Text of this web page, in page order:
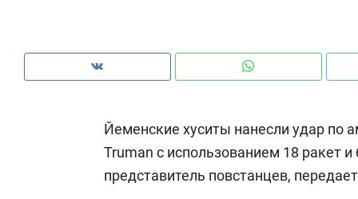
Йеменские хуситы нанесли удар по
Truman с использованием 18 ракет
представитель повстанцев,
Рекомендуем Рекомендуем